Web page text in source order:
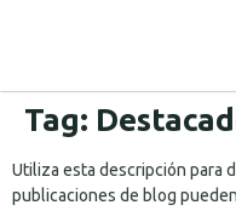
Tag:
Utiliza esta descripción para
publicaciones de blog